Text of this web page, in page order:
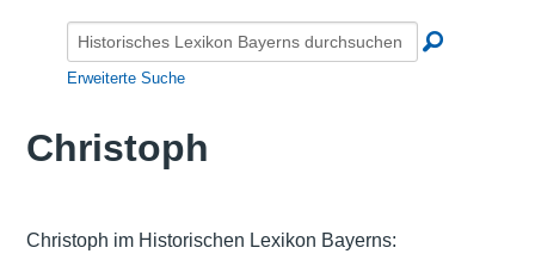
Erweiterte Suche
Christoph
Christoph im Historischen Lexikon Bayerns: